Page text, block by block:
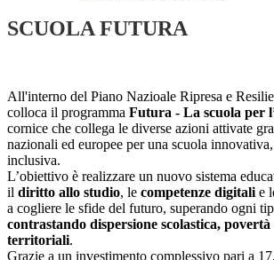
SCUOLA FUTURA
All'interno del Piano Nazioale Ripresa e
colloca il programma Futura - La scuola per
cornice che collega le diverse azioni attivate
nazionali ed europee per una scuola
inclusiva.
L’obiettivo è realizzare un nuovo sistema
il diritto allo studio, le competenze digitali e
a cogliere le sfide del futuro, superando ogni
contrastando dispersione scolastica,
territoriali.
Grazie a un investimento complessivo pari a